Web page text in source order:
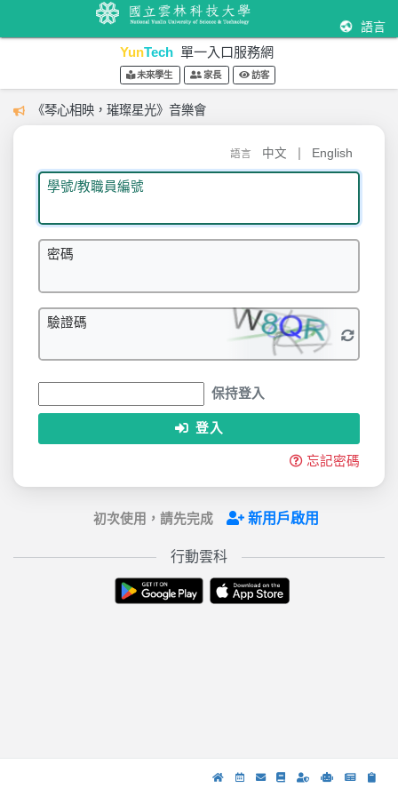
語言
YunTech 單一入口服務網
未來學生 家長 訪客
《琴心相映，璀璨星光》音樂會
語言 中文 English
學號/教職員編號
密碼
驗證碼
保持登入
登入
忘記密碼
初次使用，請先完成 新用戶啟用
行動雲科